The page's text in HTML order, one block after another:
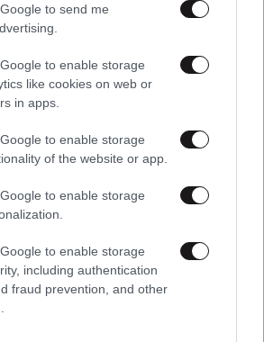
to send me
to enable storage
like cookies on web or
in apps.
to enable storage
of the website or app.
to enable storage
to enable storage
including authentication
fraud prevention, and other
«Θα ήταν πολύ καλό αν
ο Πούτιν και ο
πρέπει να το